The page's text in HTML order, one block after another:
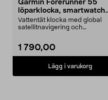
Garmin Forerunner 55
löparklocka, smartwatch
med GPS
Vattentät klocka med global
satellitnavigering och
1 790,00
Lägg i varukorg